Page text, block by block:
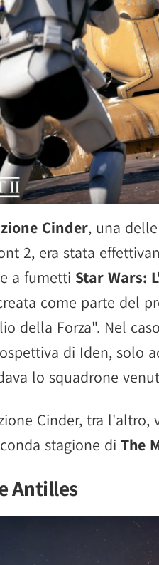
Cinder, una
2, era stata
a fumetti Star Wars:
come parte del
della Forza". Nel
di Iden, solo
lo squadrone
Cinder, tra
stagione di The
Antilles